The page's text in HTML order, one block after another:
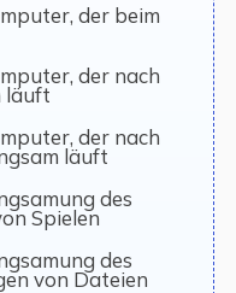
der beim
der nach
läuft
der nach
läuft
des
Spielen
des
von Dateien